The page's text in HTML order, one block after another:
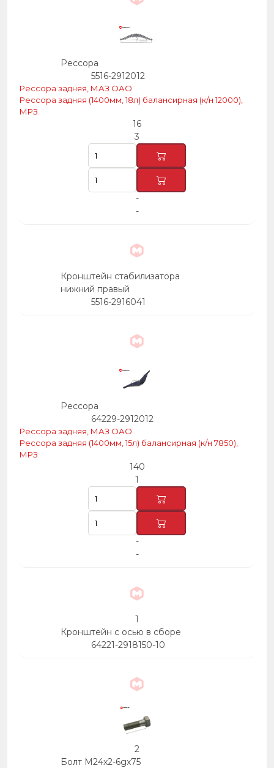
Рессора
5516-2912012
Рессора задняя, МАЗ ОАО
Рессора задняя (1400мм, 18л) балансирная (к/н 12000),
МРЗ
16
3
-
-
Кронштейн стабилизатора
нижний правый
5516-2916041
Рессора
64229-2912012
Рессора задняя, МАЗ ОАО
Рессора задняя (1400мм, 15л) балансирная (к/н 7850),
МРЗ
140
1
-
-
1
Кронштейн с осью в сборе
64221-2918150-10
2
Болт М24х2-6gх75